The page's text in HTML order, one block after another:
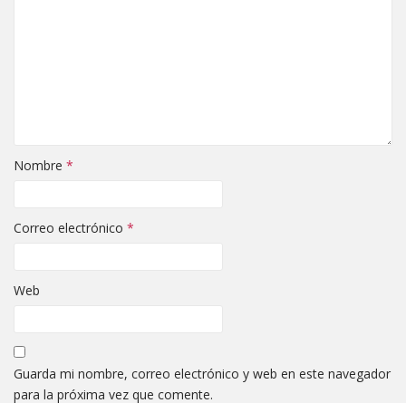
Nombre *
Correo electrónico *
Web
Guarda mi nombre, correo electrónico y web en este navegador
para la próxima vez que comente.